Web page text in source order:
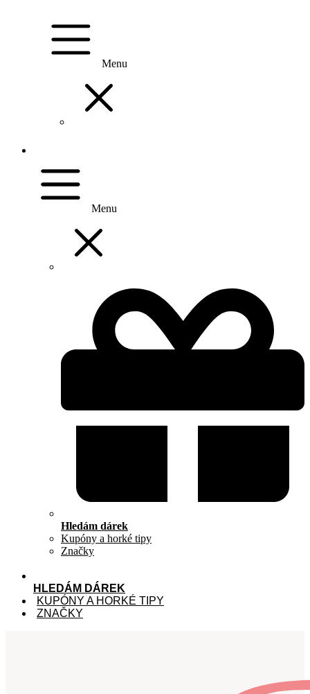
Menu
Menu
Hledám dárek
Kupóny a horké tipy
Značky
HLEDÁM DÁREK
KUPÓNY A HORKÉ TIPY
ZNAČKY